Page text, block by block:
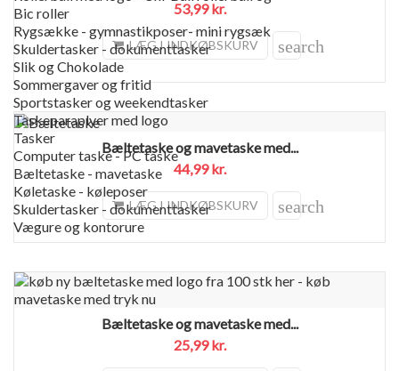
Bic roller
Rygsække - gymnastikposer- mini rygsæk
Skuldertasker - dokumenttasker
Slik og Chokolade
Sommergaver og fritid
Sportstasker og weekendtasker
Taskeparaplyer med logo
Tasker
Computer taske - PC taske
Bæltetaske - mavetaske
Køletaske - køleposer
Skuldertasker - dokumenttasker
Vægure og kontorure
53,99 kr.
LÆG I INDKØBSKURV search
Bæltetaske og mavetaske med...
44,99 kr.
LÆG I INDKØBSKURV search
Bæltetaske og mavetaske med...
25,99 kr.